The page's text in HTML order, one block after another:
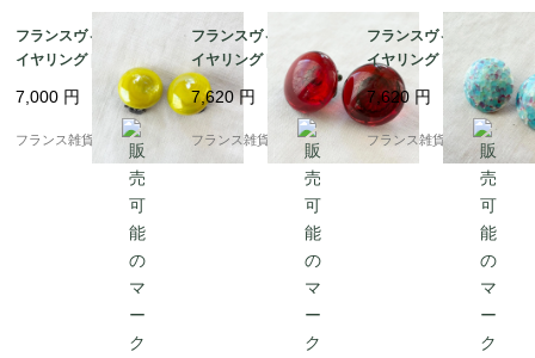
フランスヴィンテージ
イヤリング | 絶妙なラ
イムグリーンのレトロ
ガラス | 1950～60年頃
7,000 円
フランス雑貨chouchou
フランスヴィンテージ
イヤリング | 光を透か
す 美しいルビーレッド
ガラス | 1950～60年頃
7,620円
フランス雑貨chouchou
フランスヴィンテージ
イヤリング |ターコイズ
ブルー モザイクタイル
風ガラス | 1950～60年
頃
7,620 円
フランス雑貨chouchou